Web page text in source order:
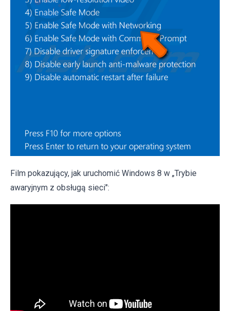
Film pokazujący, jak uruchomić Windows 8 w „Trybie
awaryjnym z obsługą sieci":